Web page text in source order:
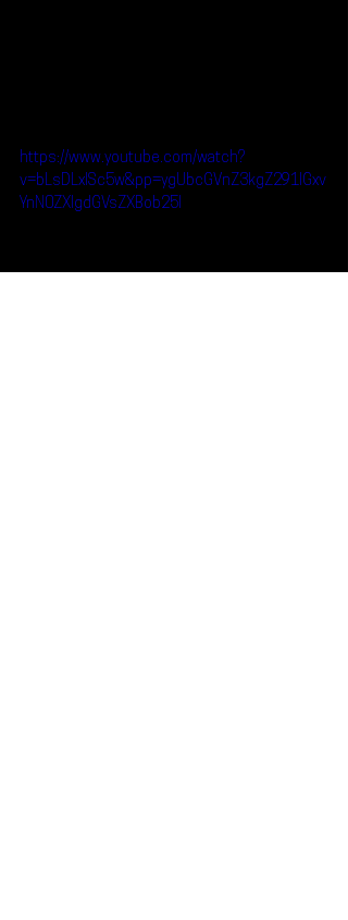
https://www.youtube.com/watch?
v=bLsDLxISc5w&pp=ygUbcGVnZ3kgZ291IGxv
YnN0ZXIgdGVsZXBob25l